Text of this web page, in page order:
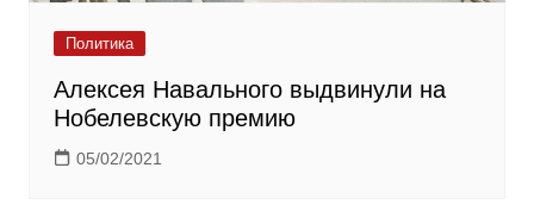
Политика
Алексея Навального выдвинули на
Нобелевскую премию
05/02/2021